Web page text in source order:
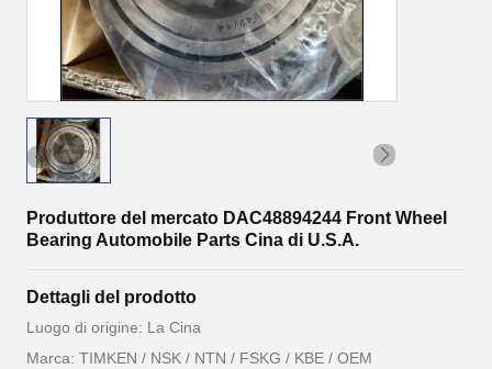
Produttore del mercato DAC48894244 Front Wheel
Bearing Automobile Parts Cina di U.S.A.
Dettagli del prodotto
Luogo di origine: La Cina
Marca: TIMKEN / NSK / NTN / FSKG / KBE / OEM